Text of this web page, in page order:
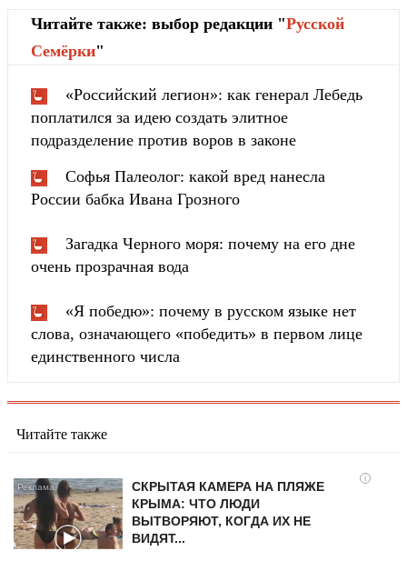
Читайте также: выбор редакции "Русской
Cемёрки"
«Российский легион»: как генерал Лебедь
поплатился за идею создать элитное
подразделение против воров в законе
Софья Палеолог: какой вред нанесла
России бабка Ивана Грозного
Загадка Черного моря: почему на его дне
очень прозрачная вода
«Я победю»: почему в русском языке нет
слова, означающего «победить» в первом лице
единственного числа
Читайте также
i
СКРЫТАЯ КАМЕРА НА ПЛЯЖЕ
КРЫМА: ЧТО ЛЮДИ
ВЫТВОРЯЮТ, КОГДА ИХ НЕ
ВИДЯТ...